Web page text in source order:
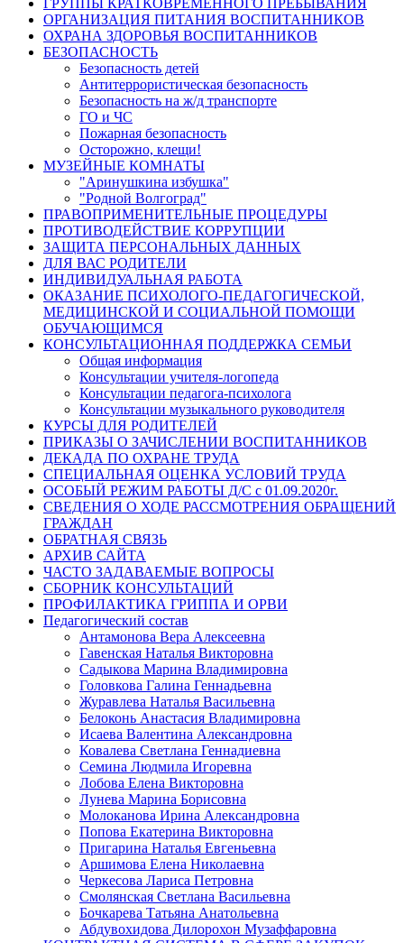
ОРГАНИЗАЦИЯ ПИТАНИЯ ВОСПИТАННИКОВ
ОХРАНА ЗДОРОВЬЯ ВОСПИТАННИКОВ
БЕЗОПАСНОСТЬ
Безопасность детей
Антитеррористическая безопасность
Безопасность на ж/д транспорте
ГО и ЧС
Пожарная безопасность
Осторожно, клещи!
МУЗЕЙНЫЕ КОМНАТЫ
"Аринушкина избушка"
"Родной Волгоград"
ПРАВОПРИМЕНИТЕЛЬНЫЕ ПРОЦЕДУРЫ
ПРОТИВОДЕЙСТВИЕ КОРРУПЦИИ
ЗАЩИТА ПЕРСОНАЛЬНЫХ ДАННЫХ
ДЛЯ ВАС РОДИТЕЛИ
ИНДИВИДУАЛЬНАЯ РАБОТА
ОКАЗАНИЕ ПСИХОЛОГО-ПЕДАГОГИЧЕСКОЙ,
МЕДИЦИНСКОЙ И СОЦИАЛЬНОЙ ПОМОЩИ
ОБУЧАЮЩИМСЯ
КОНСУЛЬТАЦИОННАЯ ПОДДЕРЖКА СЕМЬИ
Общая информация
Консультации учителя-логопеда
Консультации педагога-психолога
Консультации музыкального руководителя
КУРСЫ ДЛЯ РОДИТЕЛЕЙ
ПРИКАЗЫ О ЗАЧИСЛЕНИИ ВОСПИТАННИКОВ
ДЕКАДА ПО ОХРАНЕ ТРУДА
СПЕЦИАЛЬНАЯ ОЦЕНКА УСЛОВИЙ ТРУДА
ОСОБЫЙ РЕЖИМ РАБОТЫ Д/С с 01.09.2020г.
СВЕДЕНИЯ О ХОДЕ РАССМОТРЕНИЯ ОБРАЩЕНИЙ
ГРАЖДАН
ОБРАТНАЯ СВЯЗЬ
АРХИВ САЙТА
ЧАСТО ЗАДАВАЕМЫЕ ВОПРОСЫ
СБОРНИК КОНСУЛЬТАЦИЙ
ПРОФИЛАКТИКА ГРИППА И ОРВИ
Педагогический состав
Антамонова Вера Алексеевна
Гавенская Наталья Викторовна
Садыкова Марина Владимировна
Головкова Галина Геннадьевна
Журавлева Наталья Васильевна
Белоконь Анастасия Владимировна
Исаева Валентина Александровна
Ковалева Светлана Геннадиевна
Семина Людмила Игоревна
Лобова Елена Викторовна
Лунева Марина Борисовна
Молоканова Ирина Александровна
Попова Екатерина Викторовна
Пригарина Наталья Евгеньевна
Аршимова Елена Николаевна
Черкесова Лариса Петровна
Смолянская Светлана Васильевна
Бочкарева Татьяна Анатольевна
Абдувохидова Дилорохон Музаффаровна